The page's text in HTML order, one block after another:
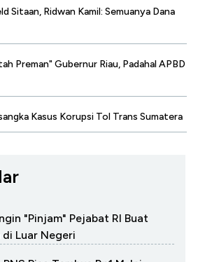
Sitaan, Ridwan Kamil: Semuanya Dana
Preman" Gubernur Riau, Padahal APBD
Kasus Korupsi Tol Trans Sumatera
"Pinjam" Pejabat RI Buat
di Luar Negeri